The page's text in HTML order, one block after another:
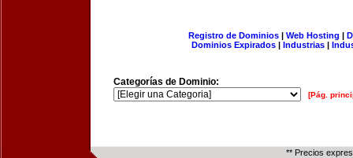
Registro de Dominios| Web Hosting |
Dominios Expirados | Industrias |
Categorías de Dominio:
[Pág.
** Precios